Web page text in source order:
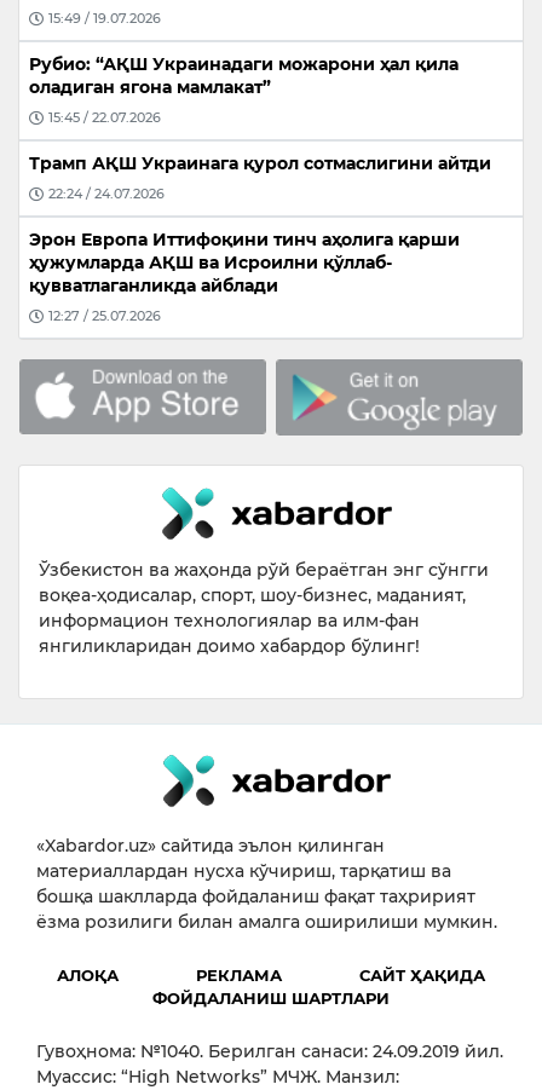
15:49 / 19.07.2026
Рубио: “АҚШ Украинадаги можарони ҳал қила
оладиган ягона мамлакат”
15:45 / 22.07.2026
Трамп АҚШ Украинага қурол сотмаслигини айтди
22:24 / 24.07.2026
Эрон Европа Иттифоқини тинч аҳолига қарши
ҳужумларда АҚШ ва Исроилни қўллаб-
қувватлаганликда айблади
12:27 / 25.07.2026
Ўзбекистон ва жаҳонда рўй бераётган энг сўнгги
воқеа-ҳодисалар, спорт, шоу-бизнес, маданият,
информацион технологиялар ва илм-фан
янгиликларидан доимо хабардор бўлинг!
«Xabardor.uz» сайтида эълон қилинган
материаллардан нусха кўчириш, тарқатиш ва
бошқа шаклларда фойдаланиш фақат таҳририят
ёзма розилиги билан амалга оширилиши мумкин.
АЛОҚА РЕКЛАМА
САЙТ ҲАҚИДА
ФОЙДАЛАНИШ ШАРТЛАРИ
Гувоҳнома: №1040. Берилган санаси: 24.09.2019 йил.
Муассис: “High Networks” МЧЖ. Манзил: